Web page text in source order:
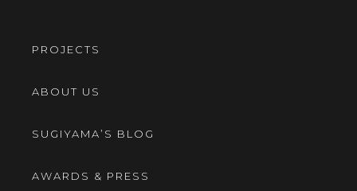
PROJECTS
ABOUT US
SUGIYAMA’S BLOG
AWARDS & PRESS